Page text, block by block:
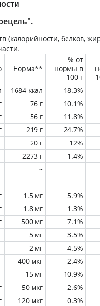
.
белков,
Норма**
% от
нормы в
100 г
1684 ккал 18.3%
76 г 10.1%
56 г 11.8%
219 г 24.7%
20 г 12%
2273 г 1.4%
~
1.5 мг 5.9%
1.8 мг 1.3%
500 мг 7.1%
5 мг 3.5%
2 мг 4.5%
400 мкг 2.4%
15 мг 10.9%
50 мкг 2.6%
120 мкг 0.3%